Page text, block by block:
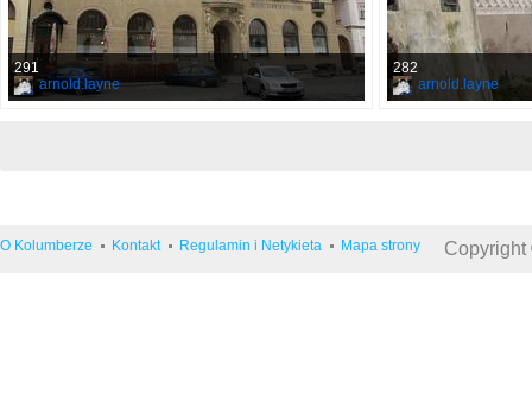
291
arnold.layne
282
arnold.layne
O Kolumberze Kontakt Regulamin i Netykieta Mapa strony